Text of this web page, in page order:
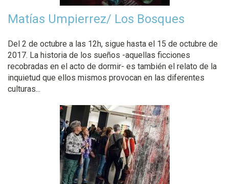
Matías Umpierrez/ Los Bosques
Del 2 de octubre a las 12h, sigue hasta el 15 de octubre de
2017. La historia de los sueños -aquellas ficciones
recobradas en el acto de dormir- es también el relato de la
inquietud que ellos mismos provocan en las diferentes
culturas...